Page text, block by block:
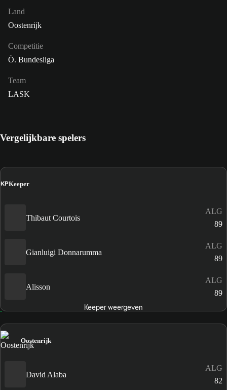
Land
Oostenrijk
Competitie
Ö. Bundesliga
Team
LASK
Vergelijkbare spelers
KPKeeper
Thibaut Courtois
ALG
89
Gianluigi Donnarumma
ALG
89
Alisson
ALG
89
Keeper weergeven
Oostenrijk
David Alaba
ALG
82